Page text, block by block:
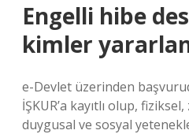
Engelli hibe
kimler
e-Devlet üzerinden
İŞKUR’a kayıtlı olup,
duygusal ve sosyal